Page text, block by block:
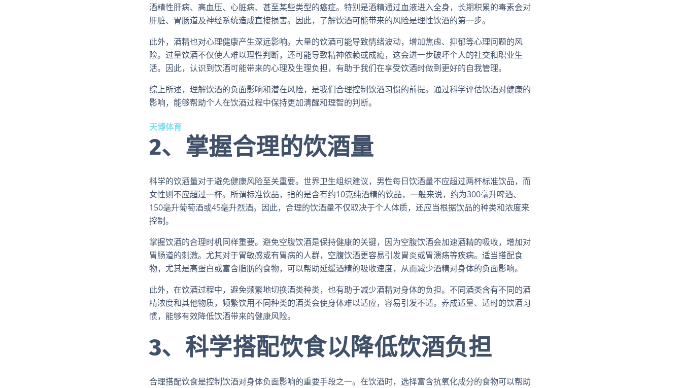
酒精性肝病、高血压、心脏病、甚至某些类型的癌症。特别是酒精通过血液进入全身，长期积累的毒素会对
肝脏、胃肠道及神经系统造成直接损害。因此，了解饮酒可能带来的风险是理性饮酒的第一步。
此外，酒精也对心理健康产生深远影响。大量的饮酒可能导致情绪波动，增加焦虑、抑郁等心理问题的风
险。过量饮酒不仅使人难以理性判断，还可能导致精神依赖或成瘾，这会进一步破坏个人的社交和职业生
活。因此，认识到饮酒可能带来的心理及生理负担，有助于我们在享受饮酒时做到更好的自我管理。
综上所述，理解饮酒的负面影响和潜在风险，是我们合理控制饮酒习惯的前提。通过科学评估饮酒对健康的
影响，能够帮助个人在饮酒过程中保持更加清醒和理智的判断。
天博体育
2、掌握合理的饮酒量
科学的饮酒量对于避免健康风险至关重要。世界卫生组织建议，男性每日饮酒量不应超过两杯标准饮品，而
女性则不应超过一杯。所谓标准饮品，指的是含有约10克纯酒精的饮品，一般来说，约为300毫升啤酒、
150毫升葡萄酒或45毫升烈酒。因此，合理的饮酒量不仅取决于个人体质，还应当根据饮品的种类和浓度来
控制。
掌握饮酒的合理时机同样重要。避免空腹饮酒是保持健康的关键，因为空腹饮酒会加速酒精的吸收，增加对
胃肠道的刺激。尤其对于胃敏感或有胃病的人群，空腹饮酒更容易引发胃炎或胃溃疡等疾病。适当搭配食
物，尤其是高蛋白或富含脂肪的食物，可以帮助延缓酒精的吸收速度，从而减少酒精对身体的负面影响。
此外，在饮酒过程中，避免频繁地切换酒类种类，也有助于减少酒精对身体的负担。不同酒类含有不同的酒
精浓度和其他物质，频繁饮用不同种类的酒类会使身体难以适应，容易引发不适。养成适量、适时的饮酒习
惯，能够有效降低饮酒带来的健康风险。
3、科学搭配饮食以降低饮酒负担
合理搭配饮食是控制饮酒对身体负面影响的重要手段之一。在饮酒时，选择富含抗氧化成分的食物可以帮助